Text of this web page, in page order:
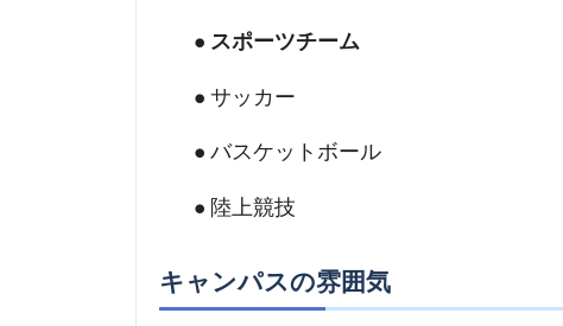
スポーツチーム
サッカー
バスケットボール
陸上競技
キャンパスの雰囲気